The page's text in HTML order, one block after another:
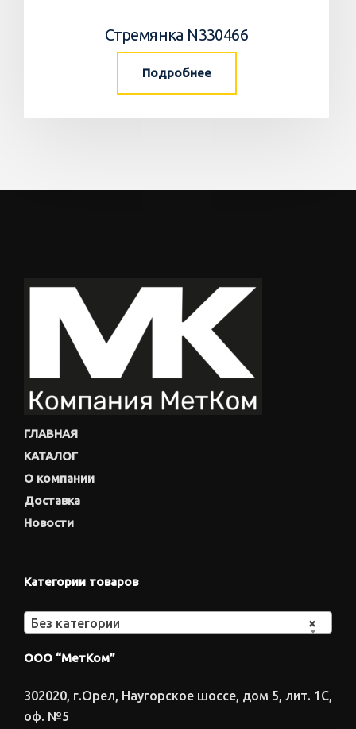
Стремянка N330466
Подробнее
ГЛАВНАЯ
КАТАЛОГ
О компании
Доставка
Новости
Категории товаров
×
Без категории
ООО “МетКом”
302020, г.Орел, Наугорское шоссе, дом 5, лит. 1С,
оф. №5